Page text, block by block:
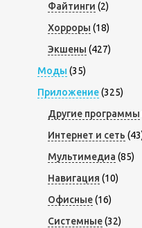
Файтинги (2)
Хорроры (18)
Экшены (427)
Моды (35)
Приложение(325)
Другие программы
Интернет и сеть
Мультимедиа (85)
Навигация (10)
Офисные(16)
Системные(32)